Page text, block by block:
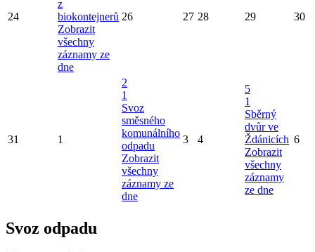
24
z
biokontejnerů
Zobrazit
všechny
záznamy ze
dne
26 27 28 29 30
31 1
2
1
Svoz
směsného
komunálního
odpadu
Zobrazit
všechny
záznamy ze
dne
3 4
5
1
Sběrný
dvůr ve
Ždánicích
Zobrazit
všechny
záznamy
ze dne
6
Svoz odpadu